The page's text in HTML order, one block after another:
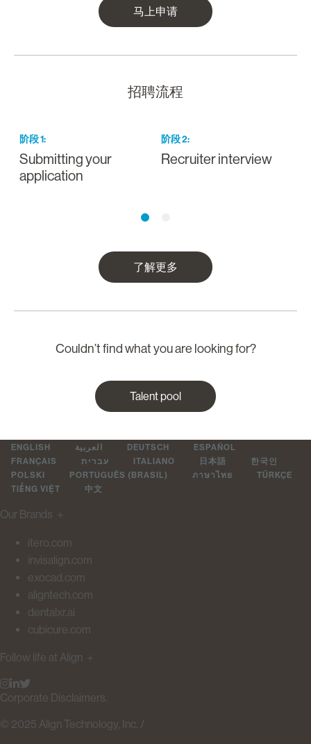
马上申请
招聘流程
阶段1:
Submitting your
application
阶段2:
Recruiter interview
了解更多
Couldn’t find what you are looking for?
Talent pool
ENGLISH العربية DEUTSCH
ESPAÑOL
FRANÇAIS
עברית ITALIANO 日本語
한국인
POLSKI
PORTUGUÊS (BRASIL) ภาษาไทย
TÜRKÇE
TIẾNG VIỆT
中文
Our Brands ＋
itero.com
invisalign.com
exocad.com
aligntech.com
dentalxr.ai
cubicure.com
Follow life at Align ＋
Corporate Disclaimers.
© 2025 Align Technology, Inc. /